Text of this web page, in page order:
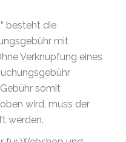
“ besteht die
mit
Verknüpfung eines
somit
wird, muss der
werden.